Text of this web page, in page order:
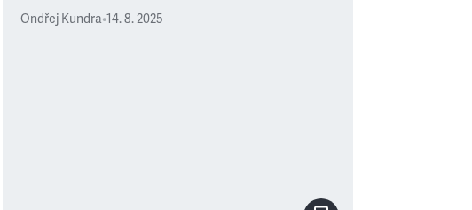
Ondřej Kundra•14. 8. 2025